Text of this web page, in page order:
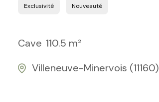
Exclusivité Nouveauté
Cave 110.5 m²
Villeneuve-Minervois (11160)